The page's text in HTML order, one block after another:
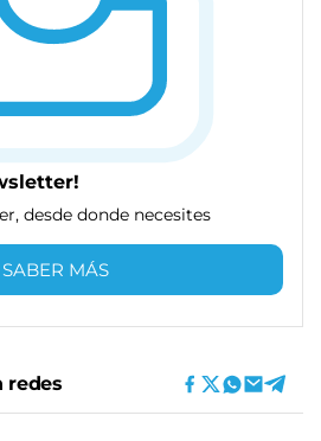
desde donde necesites
SABER MÁS
redes